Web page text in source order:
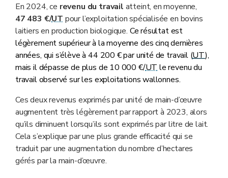
En 2024, ce revenu du travail atteint, en moyenne,
47 483 €/UT pour l’exploitation spécialisée en bovins
laitiers en production biologique. Ce résultat est
légèrement supérieur à la moyenne des cinq dernières
années, qui s’élève à 44 200 € par unité de travail (UT),
mais il dépasse de plus de 10 000 €/UTle revenu du
travail observé sur les exploitations wallonnes.
Ces deux revenus exprimés par unité de main-d’œuvre
augmentent très légèrement par rapport à 2023, alors
qu’ils diminuent lorsqu’ils sont exprimés par litre de lait.
Cela s’explique par une plus grande efficacité qui se
traduit par une augmentation du nombre d’hectares
gérés par la main-d’œuvre.